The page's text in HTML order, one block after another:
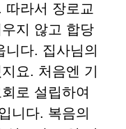
따라서 장로교
지 않고 합당
다. 집사님의
요. 처음엔 기
로 설립하여
니다. 복음의